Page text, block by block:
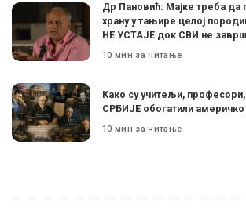
Др Пановић: Мајке треба да
храну у тањире целој
НЕ УСТАЈЕ док СВИ не
10 мин за читање
Како су учитељи, професори,
СРБИЈЕ обогатили
10 мин за читање